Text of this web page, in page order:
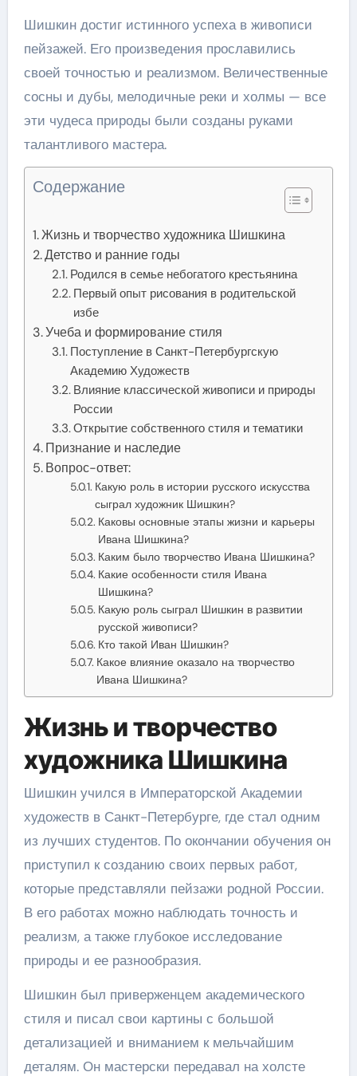
Шишкин достиг истинного успеха в живописи
пейзажей. Его произведения прославились
своей точностью и реализмом. Величественные
сосны и дубы, мелодичные реки и холмы — все
эти чудеса природы были созданы руками
талантливого мастера.
Содержание
Жизнь и творчество художника Шишкина
Детство и ранние годы
Родился в семье небогатого крестьянина
Первый опыт рисования в родительской
избе
Учеба и формирование стиля
Поступление в Санкт-Петербургскую
Академию Художеств
Влияние классической живописи и природы
России
Открытие собственного стиля и тематики
Признание и наследие
Вопрос-ответ:
Какую роль в истории русского искусства
сыграл художник Шишкин?
Каковы основные этапы жизни и карьеры
Ивана Шишкина?
Каким было творчество Ивана Шишкина?
Какие особенности стиля Ивана
Шишкина?
Какую роль сыграл Шишкин в развитии
русской живописи?
Кто такой Иван Шишкин?
Какое влияние оказало на творчество
Ивана Шишкина?
Жизнь и творчество
художника Шишкина
Шишкин учился в Императорской Академии
художеств в Санкт-Петербурге, где стал одним
из лучших студентов. По окончании обучения он
приступил к созданию своих первых работ,
которые представляли пейзажи родной России.
В его работах можно наблюдать точность и
реализм, а также глубокое исследование
природы и ее разнообразия.
Шишкин был приверженцем академического
стиля и писал свои картины с большой
детализацией и вниманием к мельчайшим
деталям. Он мастерски передавал на холсте